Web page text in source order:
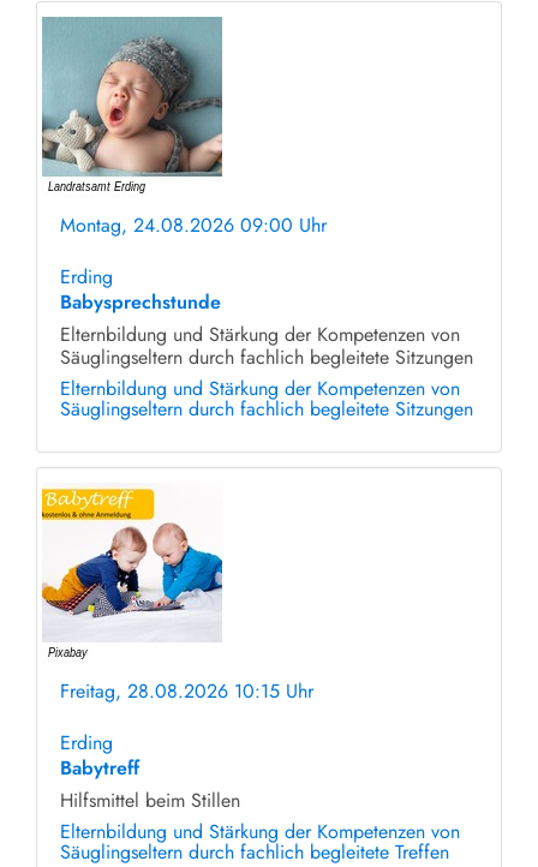
Montag, 24.08.2026 09:00 Uhr
Erding
Babysprechstunde
Elternbildung und Stärkung der Kompetenzen von
Säuglingseltern durch fachlich begleitete Sitzungen
Elternbildung und Stärkung der Kompetenzen von
Säuglingseltern durch fachlich begleitete Sitzungen
Freitag, 28.08.2026 10:15 Uhr
Erding
Babytreff
Hilfsmittel beim Stillen
Elternbildung und Stärkung der Kompetenzen von
Säuglingseltern durch fachlich begleitete Treffen